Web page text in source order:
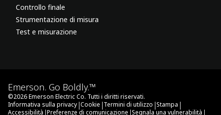
Controllo finale
Strumentazione di misura
Test e misurazione
Emerson. Go Boldly.™
©2026Emerson Electric Co. Tutti i diritti riservati.
Informativa sulla privacy |Cookie |Termini di utilizzo |Stampa |
Accessibilità |Preferenze di comunicazione |Segnala una vulnerabilità |